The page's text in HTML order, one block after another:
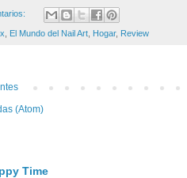
El Mundo del Nail Art Hogar, Review
(Atom)
Time